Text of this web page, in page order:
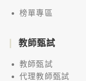
榜單專區
教師甄試
教師甄試
代理教師甄試